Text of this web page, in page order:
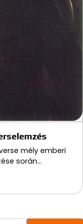
mély emberi
során…